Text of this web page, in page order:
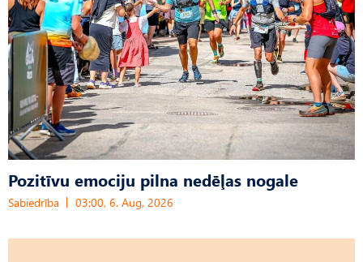
Pozitīvu emociju pilna nedēļas nogale
Sabiedrība 03:00, 6. Aug, 2026